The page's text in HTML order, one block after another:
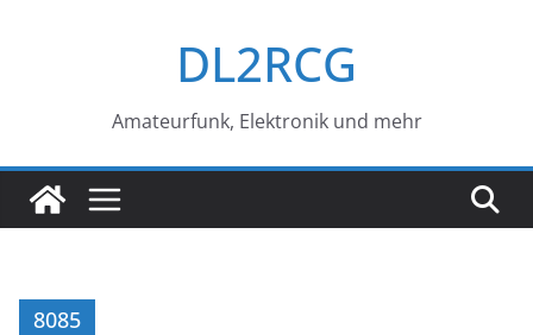
DL2RCG
Amateurfunk, Elektronik und mehr
8085